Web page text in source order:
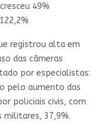
49%
registrou alta em
das câmeras
por especialistas:
pelo aumento das
policiais civis, com
militares, 37,9%.